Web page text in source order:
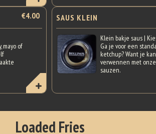
€4.00
mayo of
SAUS KLEIN
Klein bakje saus |
Ga je voor een
ketchup? Want je
verwennen met
sauzen.
Loaded Fries